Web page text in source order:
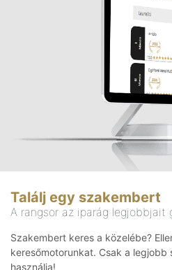
Találj egy szakembert
A rangsor az iparág legjobbjait
Szakembert keres a közelébe?
keresőmotorunkat. Csak a legjobb
használja!